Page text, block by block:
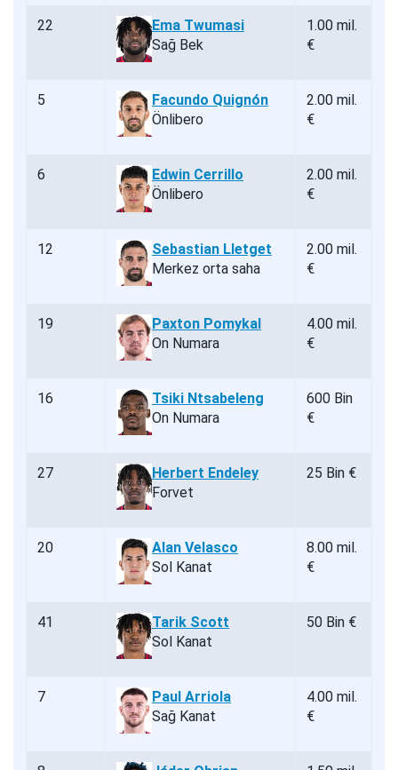
22
Ema Twumasi
Sağ Bek
1.00 mil.
€
5
Facundo Quignón
Önlibero
2.00 mil.
€
6
Edwin Cerrillo
Önlibero
2.00 mil.
€
12
Sebastian Lletget
Merkez orta saha
2.00 mil.
€
19
Paxton Pomykal
On Numara
4.00 mil.
€
16
Tsiki Ntsabeleng
On Numara
600 Bin
€
27
Herbert Endeley
Forvet
25 Bin €
20
Alan Velasco
Sol Kanat
8.00 mil.
€
41
Tarik Scott
Sol Kanat
50 Bin €
7
Paul Arriola
Sağ Kanat
4.00 mil.
€